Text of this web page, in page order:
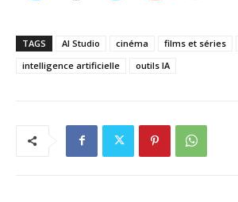
TAGS AI Studio cinéma films et séries
intelligence artificielle
outils IA